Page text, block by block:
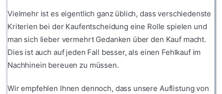
Vielmehr ist es eigentlich ganz üblich, dass verschiedenste
Kriterien bei der Kaufentscheidung eine Rolle spielen und
man sich lieber vermehrt Gedanken über den Kauf macht.
Dies ist auch auf jeden Fall besser, als einen Fehlkauf im
Nachhinein bereuen zu müssen.
Wir empfehlen Ihnen dennoch, dass unsere Auflistung von